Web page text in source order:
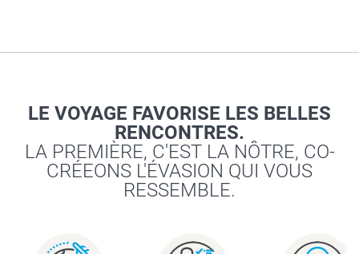
LE VOYAGE FAVORISE LES BELLES
RENCONTRES.
LA PREMIÈRE, C'EST LA NÔTRE, CO-
CRÉEONS L'ÉVASION QUI VOUS
RESSEMBLE.